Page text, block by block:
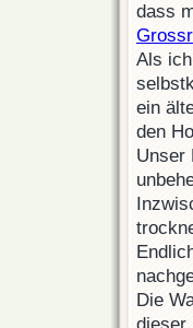
dass
Als
ein
den
Unser
Die